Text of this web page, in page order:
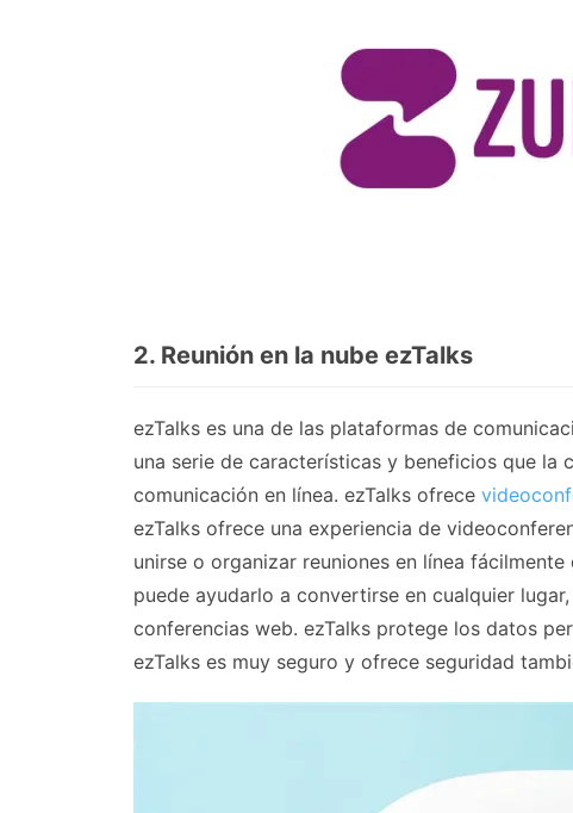
2. Reunión en la nube ezTalks
ezTalks es una de las plataformas de
una serie de características y beneficios que la
comunicación en línea. ezTalks ofrece
ezTalks ofrece una experiencia de
unirse o organizar reuniones en línea
puede ayudarlo a convertirse en cualquier
conferencias web. ezTalks protege los datos
ezTalks es muy seguro y ofrece seguridad